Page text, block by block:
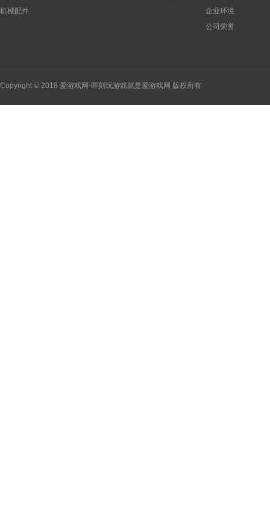
机械配件
企业环境
公司荣誉
Copyright © 2018 爱游戏网-即刻玩游戏就是爱游戏网 版权所有